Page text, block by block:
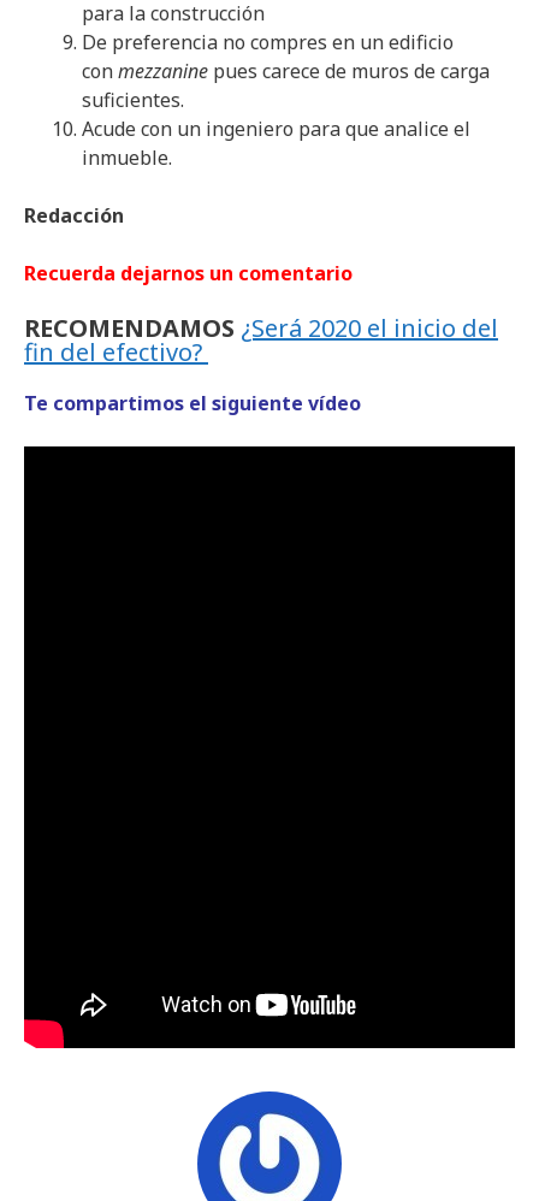
para la construcción
De preferencia no compres en un edificio
conmezzanine pues carece de muros de carga
suficientes.
Acude con un ingeniero para que analice el
inmueble.
Redacción
Recuerda dejarnos un comentario
RECOMENDAMOS ¿Será 2020 el inicio del
fin del efectivo?
Te compartimos el siguiente vídeo